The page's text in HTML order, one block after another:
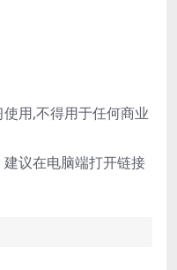
用,不得用于任何商业
议在电脑端打开链接